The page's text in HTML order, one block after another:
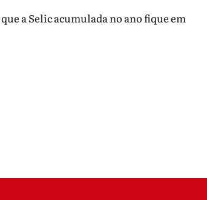
a Selic acumulada no ano fique em